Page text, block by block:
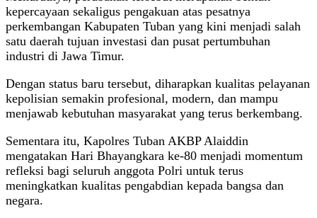
kepercayaan sekaligus pengakuan atas pesatnya
perkembangan Kabupaten Tuban yang kini menjadi salah
satu daerah tujuan investasi dan pusat pertumbuhan
industri di Jawa Timur.
Dengan status baru tersebut, diharapkan kualitas pelayanan
kepolisian semakin profesional, modern, dan mampu
menjawab kebutuhan masyarakat yang terus berkembang.
Sementara itu, Kapolres Tuban AKBP Alaiddin
mengatakan Hari Bhayangkara ke-80 menjadi momentum
refleksi bagi seluruh anggota Polri untuk terus
meningkatkan kualitas pengabdian kepada bangsa dan
negara.